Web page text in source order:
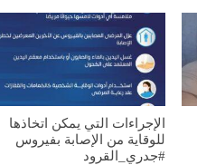
الإجراءات التي يمكن اتخاذها
للوقاية من الإصابة بفيروس
#جدري_القرود